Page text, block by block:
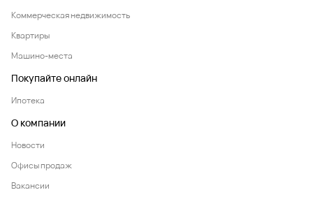
Коммерческая недвижимость
Квартиры
Машино-места
Покупайте онлайн
Ипотека
О компании
Новости
Офисы продаж
Вакансии